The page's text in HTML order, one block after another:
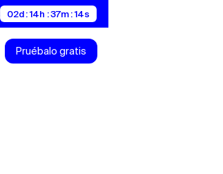
02d : 14h : 37m : 13s
Pruébalo gratis